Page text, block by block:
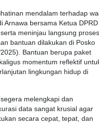
mendalam terhadap
Arnawa bersama Ketua DPRD
meninjau langsung proses
bantuan dilakukan di Posko
Bantuan berupa paket
momentum reflektif
lingkungan hidup di
melengkapi dan
data sangat krusial agar
secara cepat, tepat, dan